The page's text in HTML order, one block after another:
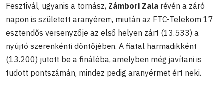
Fesztivál, ugyanis a tornász, Zámbori Zala révén a záró
napon is született aranyérem, miután az FTC-Telekom 17
esztendős versenyzője az első helyen zárt (13.533) a
nyújtó szerenkénti döntőjében. A fiatal harmadikként
(13.200) jutott be a fináléba, amelyben még javítani is
tudott pontszámán, mindez pedig aranyérmet ért neki.